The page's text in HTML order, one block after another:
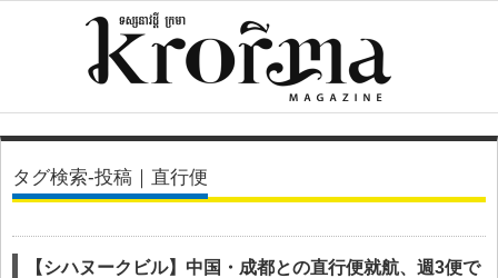
タグ検索-投稿｜直行便
【シハヌークビル】中国・成都との直行便就航、週3便で